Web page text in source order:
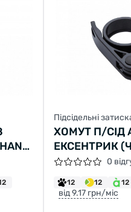
Підсідельні
ХОМУТ П/СІД
ЕКСЕНТРИК
0
12 12 12
від 9.17 грн/міс